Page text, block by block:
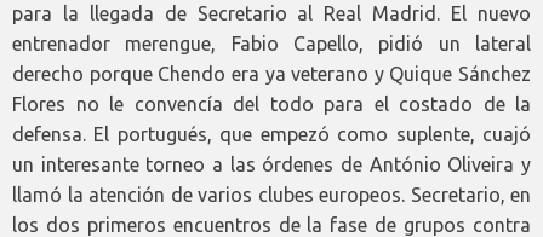
para la llegada de Secretario al Real Madrid. El nuevo
entrenador merengue, Fabio Capello, pidió un lateral
derecho porque Chendo era ya veterano y Quique Sánchez
Flores no le convencía del todo para el costado de la
defensa. El portugués, que empezó como suplente, cuajó
un interesante torneo a las órdenes de António Oliveira y
llamó la atención de varios clubes europeos. Secretario, en
los dos primeros encuentros de la fase de grupos contra